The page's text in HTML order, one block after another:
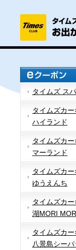
タイムズ ス
タイムズカ
ハイランド
タイムズカ
マーランド
タイムズカー
ゆうえんち
タイムズカ
湖MORI MORI
タイムズカー
八景島シーパ